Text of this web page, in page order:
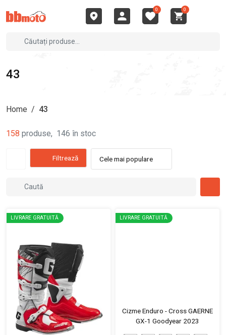
0 0
43
Home / 43
158 produse, 146 în stoc
Filtrează Cele mai populare
LIVRARE GRATUITĂ LIVRARE GRATUITĂ
Cizme Enduro - Cross GAERNE
GX-1 Goodyear 2023